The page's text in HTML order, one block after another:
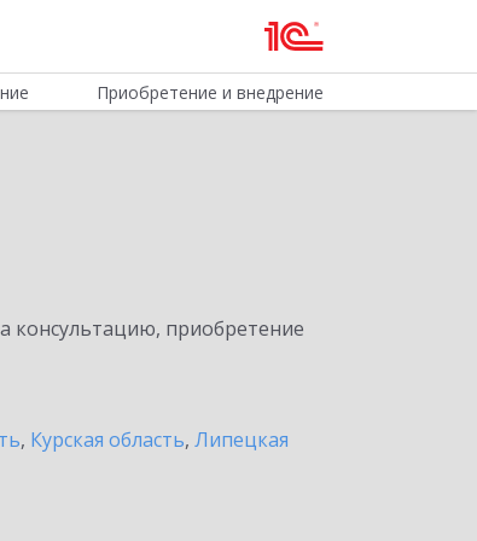
Приобретение и внедрение
консультацию, приобретение
, Курская область, Липецкая